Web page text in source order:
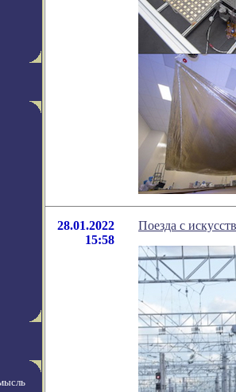
28.01.2022
15:58
Поезда с